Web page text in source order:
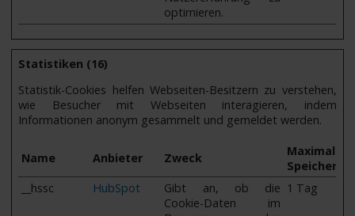
optimieren.
Statistiken (16)
Statistik-Cookies helfen Webseiten-Besitzern zu verstehen,
wie Besucher mit Webseiten interagieren, indem
Informationen anonym gesammelt und gemeldet werden.
Name Anbieter Zweck
Maximale
__hssc
HubSpot
Gibt an, ob die
Cookie-Daten im
1 Tag